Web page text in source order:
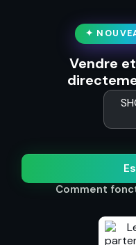
✦
Vendre et
Comment